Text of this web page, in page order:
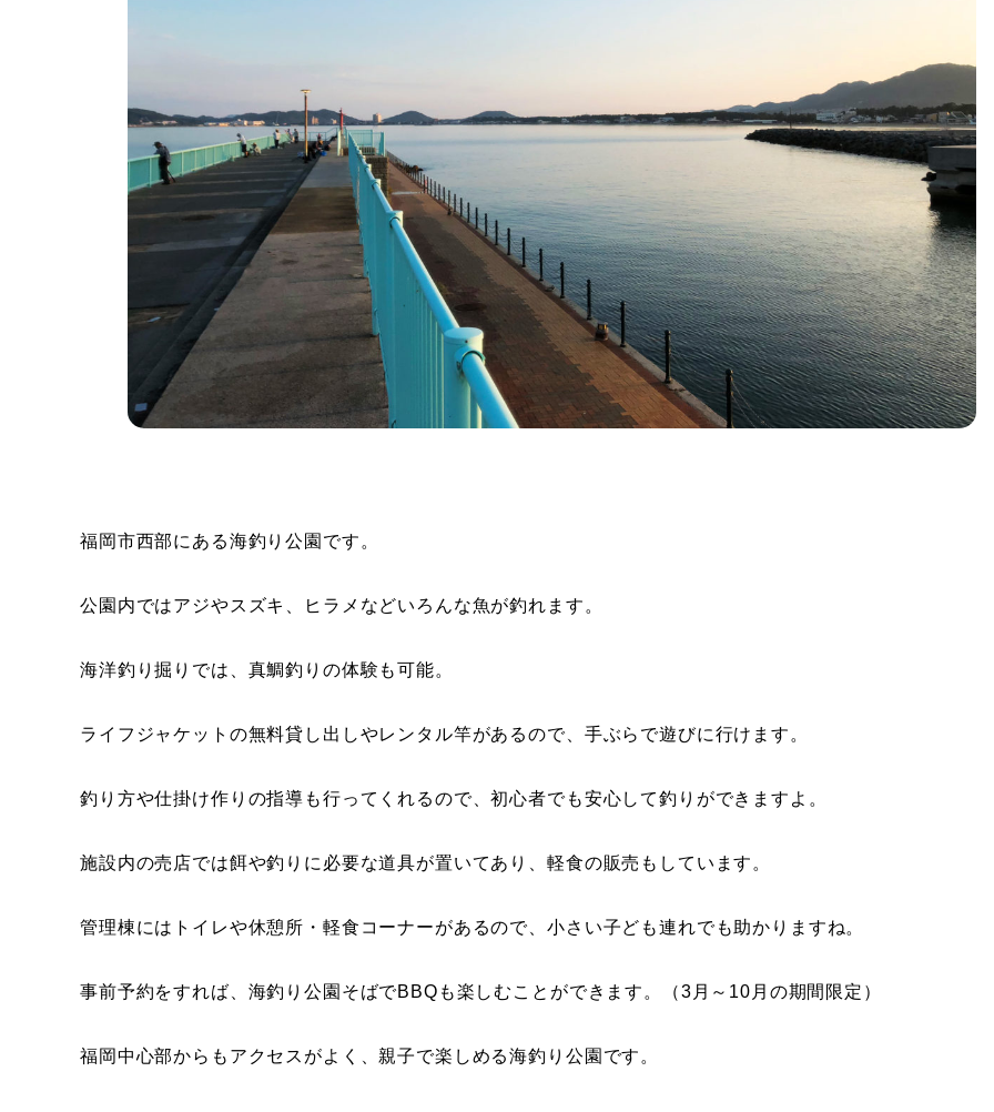
福岡市西部にある海釣り公園です。
公園内ではアジやスズキ、ヒラメなどいろんな魚が釣れます。
海洋釣り掘りでは、真鯛釣りの体験も可能。
ライフジャケットの無料貸し出しやレンタル竿があるので、手ぶらで遊びに行けます。
釣り方や仕掛け作りの指導も行ってくれるので、初心者でも安心して釣りができますよ。
施設内の売店では餌や釣りに必要な道具が置いてあり、軽食の販売もしています。
管理棟にはトイレや休憩所・軽食コーナーがあるので、小さい子ども連れでも助かりますね。
事前予約をすれば、海釣り公園そばでBBQも楽しむことができます。（3月～10月の期間限定）
福岡中心部からもアクセスがよく、親子で楽しめる海釣り公園です。